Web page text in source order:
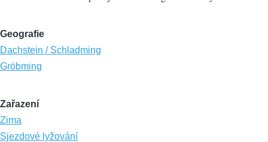
Geografie
Dachstein / Schladming
Gröbming
Zařazení
Zima
Sjezdové lyžování